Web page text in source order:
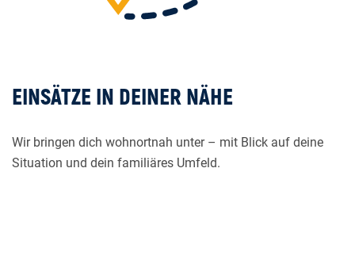
EINSÄTZE IN DEINER NÄHE
Wir bringen dich wohnortnah unter – mit Blick auf deine
Situation und dein familiäres Umfeld.